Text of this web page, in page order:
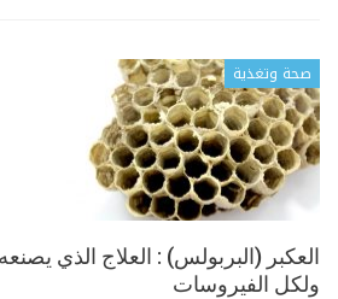
صحة وتغذية
العكبر (البربولس) : العلاج الذي
ولكل الفيروسات